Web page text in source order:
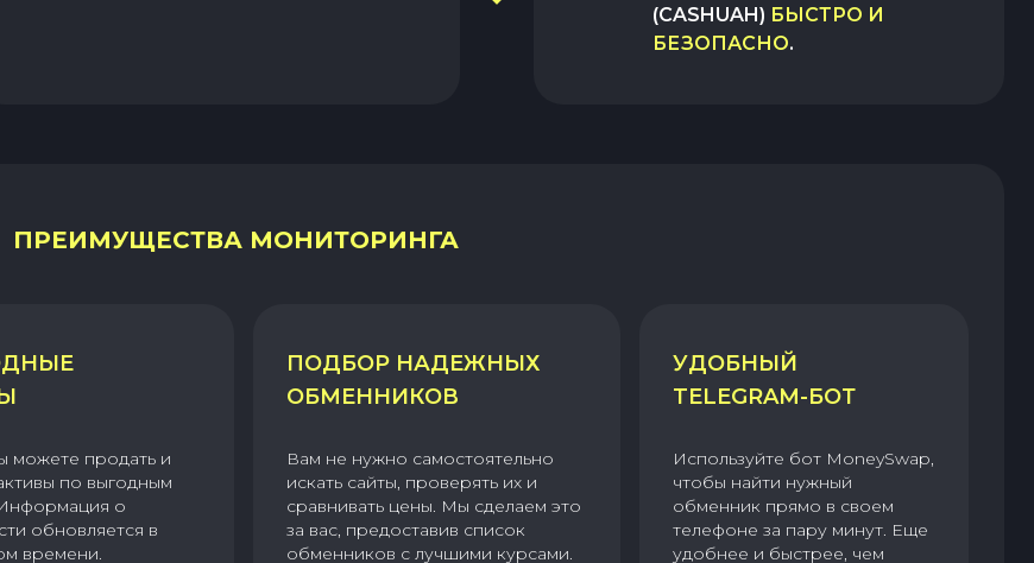
(CASHUAH) БЫСТРО И
БЕЗОПАСНО.
ПРЕИМУЩЕСТВА МОНИТОРИНГА
можете продать и
по выгодным
о
обновляется в
времени.
ПОДБОР НАДЕЖНЫХ
ОБМЕННИКОВ
Вам не нужно самостоятельно
искать сайты, проверять их и
сравнивать цены. Мы сделаем это
за вас, предоставив список
обменников с лучшими курсами.
УДОБНЫЙ
TELEGRAM-БОТ
Используйте бот MoneySwap,
чтобы найти нужный
обменник прямо в своем
телефоне за пару минут. Еще
удобнее и быстрее, чем